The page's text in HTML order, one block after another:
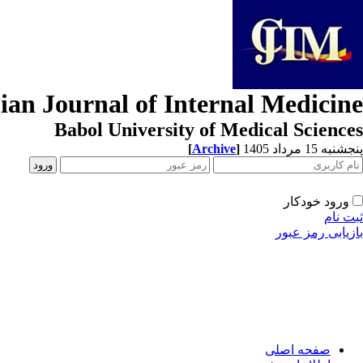
Journal of Internal Medicine
Babol University of Medical Sciences
پنجشنبه 15 مرداد 1405 [Archive]
ورود خودکار
ثبت نام
بازیابی رمز عبور
صفحه اصلی